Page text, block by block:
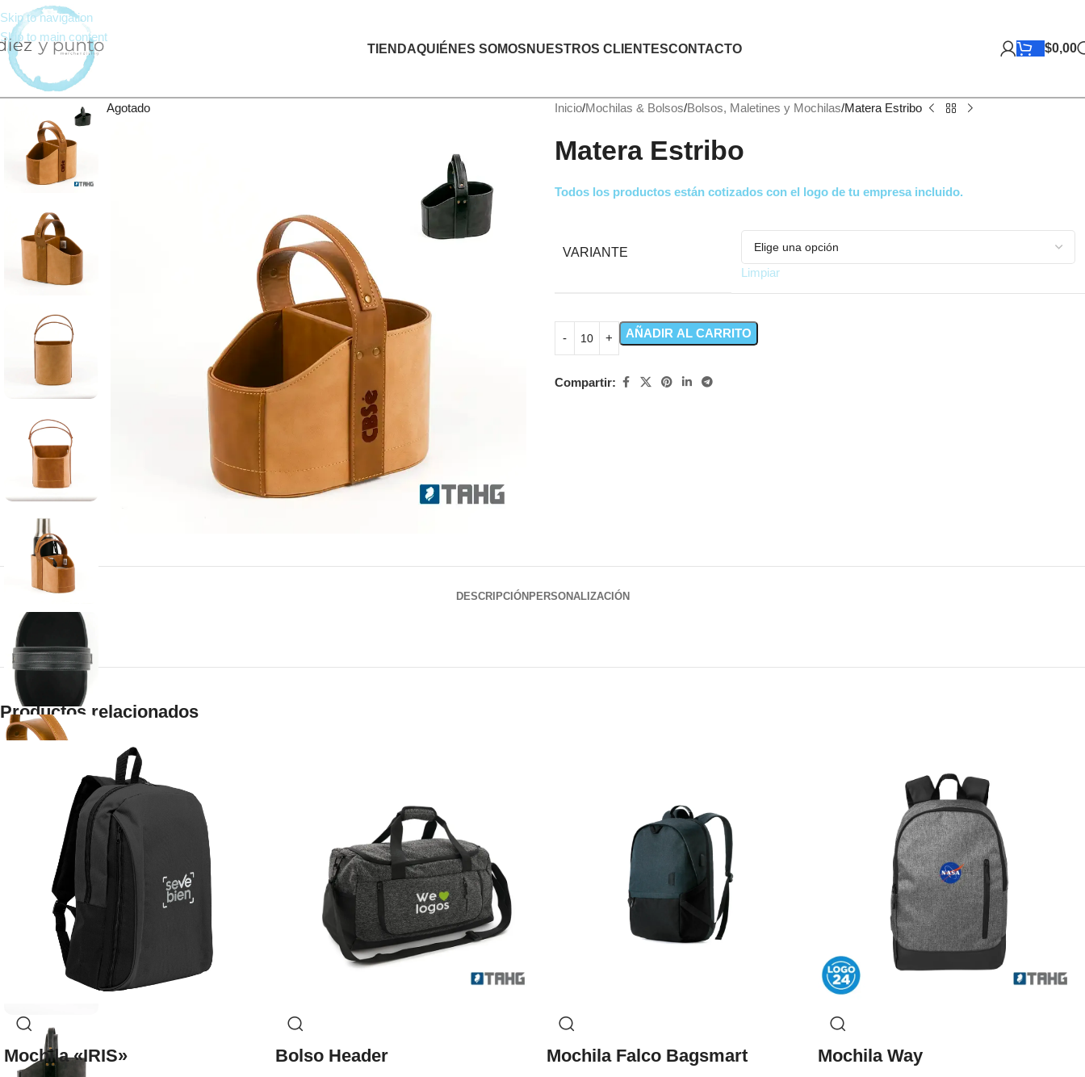
Skip to navigation
Skip to main content
TIENDAQUIÉNES SOMOS NUESTROS CLIENTESCONTACTO $0,00
Agotado Inicio Mochilas & Bolsos Bolsos, Maletines y Mochilas Matera Estribo
Matera Estribo
Todos los productos están cotizados con el logo de tu empresa incluido.
VARIANTE
Limpiar
AÑADIR AL CARRITO
Compartir:
DESCRIPCIÓN PERSONALIZACIÓN
Productos relacionados
Mochila «IRIS» Bolso Header Mochila Falco Bagsmart Mochila Way